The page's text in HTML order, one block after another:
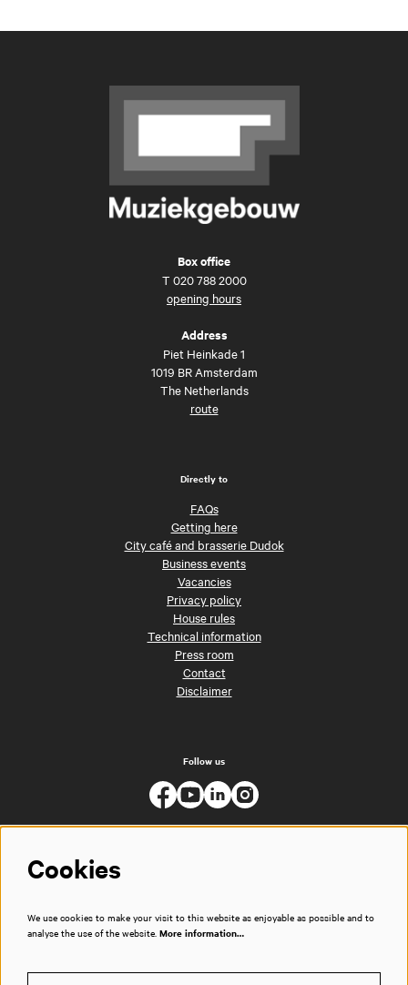
Box office
T 020 788 2000
opening hours
Address
Piet Heinkade 1
1019 BR Amsterdam
The Netherlands
route
Directly to
FAQs
Getting here
City café and brasserie Dudok
Business events
Vacancies
Privacy policy
House rules
Technical information
Press room
Contact
Disclaimer
Follow us
Cookies
We use cookies to make your visit to this website as enjoyable as possible and to
analyse the use of the website. More information…